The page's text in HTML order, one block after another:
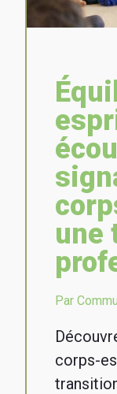
une
Par
corps-